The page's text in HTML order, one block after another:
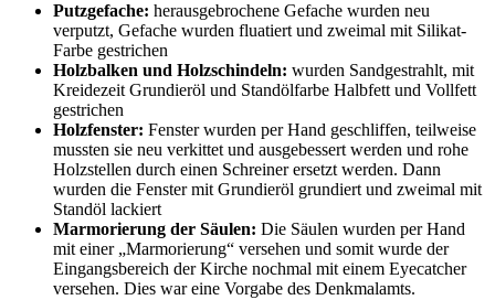
Putzgefache: herausgebrochene Gefache wurden neu
verputzt, Gefache wurden fluatiert und zweimal mit Silikat-
Farbe gestrichen
Holzbalken und Holzschindeln: wurden Sandgestrahlt, mit
Kreidezeit Grundieröl und Standölfarbe Halbfett und Vollfett
gestrichen
Holzfenster: Fenster wurden per Hand geschliffen, teilweise
mussten sie neu verkittet und ausgebessert werden und rohe
Holzstellen durch einen Schreiner ersetzt werden. Dann
wurden die Fenster mit Grundieröl grundiert und zweimal mit
Standöl lackiert
Marmorierung der Säulen: Die Säulen wurden per Hand
mit einer „Marmorierung“ versehen und somit wurde der
Eingangsbereich der Kirche nochmal mit einem Eyecatcher
versehen. Dies war eine Vorgabe des Denkmalamts.